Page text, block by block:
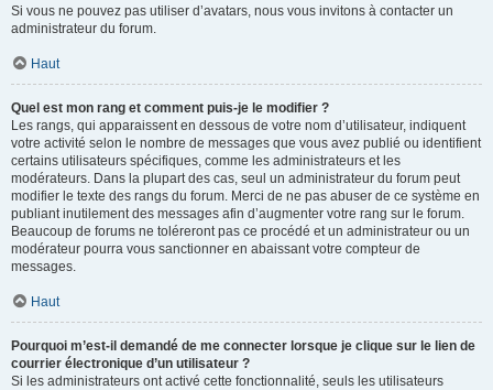
Si vous ne pouvez pas utiliser d’avatars, nous vous invitons à contacter un
administrateur du forum.
Haut
Quel est mon rang et comment puis-je le modifier ?
Les rangs, qui apparaissent en dessous de votre nom d’utilisateur, indiquent
votre activité selon le nombre de messages que vous avez publié ou identifient
certains utilisateurs spécifiques, comme les administrateurs et les
modérateurs. Dans la plupart des cas, seul un administrateur du forum peut
modifier le texte des rangs du forum. Merci de ne pas abuser de ce système en
publiant inutilement des messages afin d’augmenter votre rang sur le forum.
Beaucoup de forums ne toléreront pas ce procédé et un administrateur ou un
modérateur pourra vous sanctionner en abaissant votre compteur de
messages.
Haut
Pourquoi m’est-il demandé de me connecter lorsque je clique sur le lien de
courrier électronique d’un utilisateur ?
Si les administrateurs ont activé cette fonctionnalité, seuls les utilisateurs